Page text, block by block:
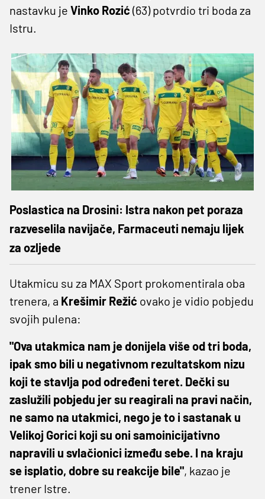
nastavku je Vinko Rozić (63) potvrdio tri boda za
Istru.
Poslastica na Drosini: Istra nakon pet poraza
razveselila navijače, Farmaceuti nemaju lijek
za ozljede
Utakmicu su za MAX Sport prokomentirala oba
trenera, a Krešimir Režić ovako je vidio pobjedu
svojih pulena:
"Ova utakmica nam je donijela više od tri boda,
ipak smo bili u negativnom rezultatskom nizu
koji te stavlja pod određeni teret. Dečki su
zaslužili pobjedu jer su reagirali na pravi način,
ne samo na utakmici, nego je to i sastanak u
Velikoj Gorici koji su oni samoinicijativno
napravili u svlačionici između sebe. I na kraju
se isplatio, dobre su reakcije bile", kazao je
trener Istre.